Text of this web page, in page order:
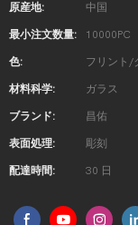
原産地: 中国
最小注文数量: 10000PC
色: フリント/
材料科学: ガラス
ブランド: 昌佑
表面処理: 彫刻
配達時間: 30 日